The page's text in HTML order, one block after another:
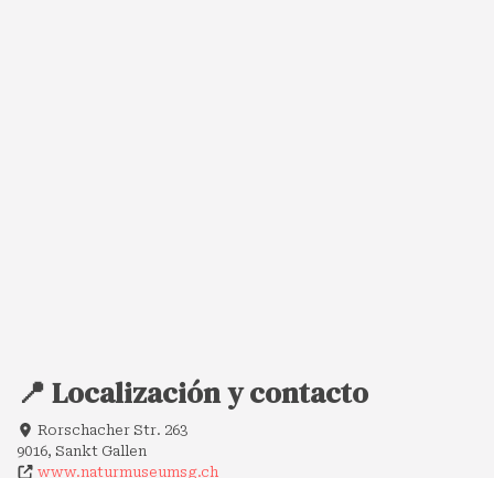
📍 Localización y contacto
Rorschacher Str. 263
9016, Sankt Gallen
www.naturmuseumsg.ch